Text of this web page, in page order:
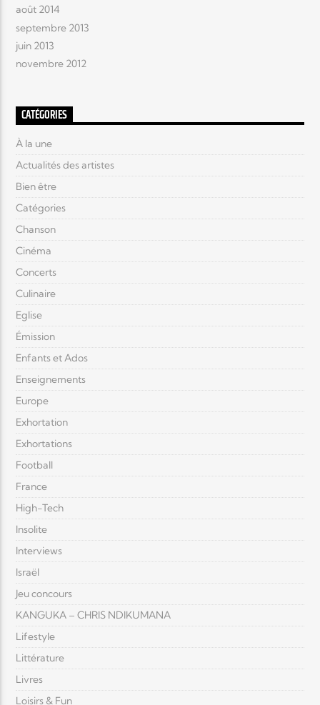
août 2014
septembre 2013
juin 2013
novembre 2012
CATÉGORIES
À la une
Actualités des artistes
Bien être
Catégories
Chanson
Cinéma
Concerts
Culinaire
Eglise
Émission
Enfants et Ados
Enseignements
Europe
Exhortation
Exhortations
Football
France
High-Tech
Insolite
Interviews
Israël
Jeu concours
KANGUKA – CHRIS NDIKUMANA
Lifestyle
Littérature
Livres
Loisirs & Fun